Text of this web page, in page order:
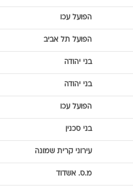
הפועל עכו
הפועל תל אביב
בני יהודה
בני יהודה
הפועל עכו
בני סכנין
עירוני קרית שמונה
מ.ס. אשדוד